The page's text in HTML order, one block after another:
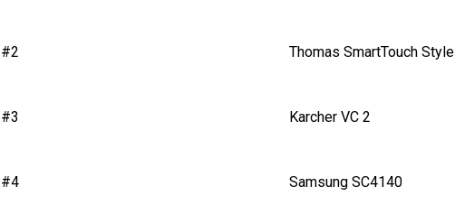
#2 Thomas SmartTouch Style
#3 Karcher VC 2
#4 Samsung SC4140